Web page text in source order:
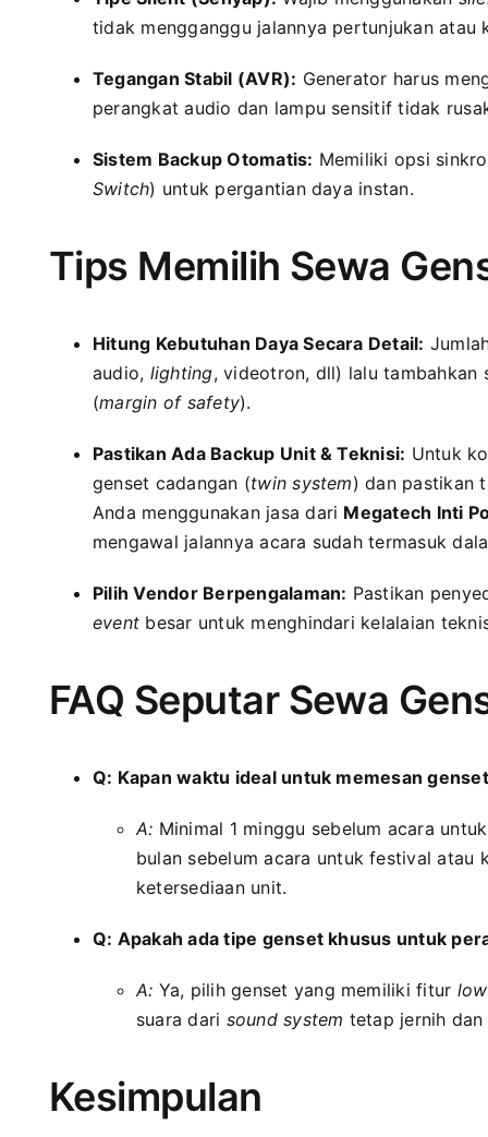
tidak mengganggu jalannya pertunjukan atau
Tegangan Stabil (AVR): Generator harus
perangkat audio dan lampu sensitif tidak
Sistem Backup Otomatis: Memiliki opsi
Switch) untuk pergantian daya instan.
Tips Memilih Sewa
Hitung Kebutuhan Daya Secara Detail:
audio, lighting, videotron, dll) lalu tambahkan
(margin of safety).
Pastikan Ada Backup Unit & Teknisi: Untuk
genset cadangan (twin system) dan pastikan
Anda menggunakan jasa dari Megatech Inti
mengawal jalannya acara sudah termasuk
Pilih Vendor Berpengalaman: Pastikan
event besar untuk menghindari kelalaian
FAQ Seputar Sewa
Q: Kapan waktu ideal untuk memesan
A: Minimal 1 minggu sebelum acara
bulan sebelum acara untuk festival atau
ketersediaan unit.
Q: Apakah ada tipe genset khusus untuk
A: Ya, pilih genset yang memiliki fitur
suara dari sound system tetap jernih
Kesimpulan